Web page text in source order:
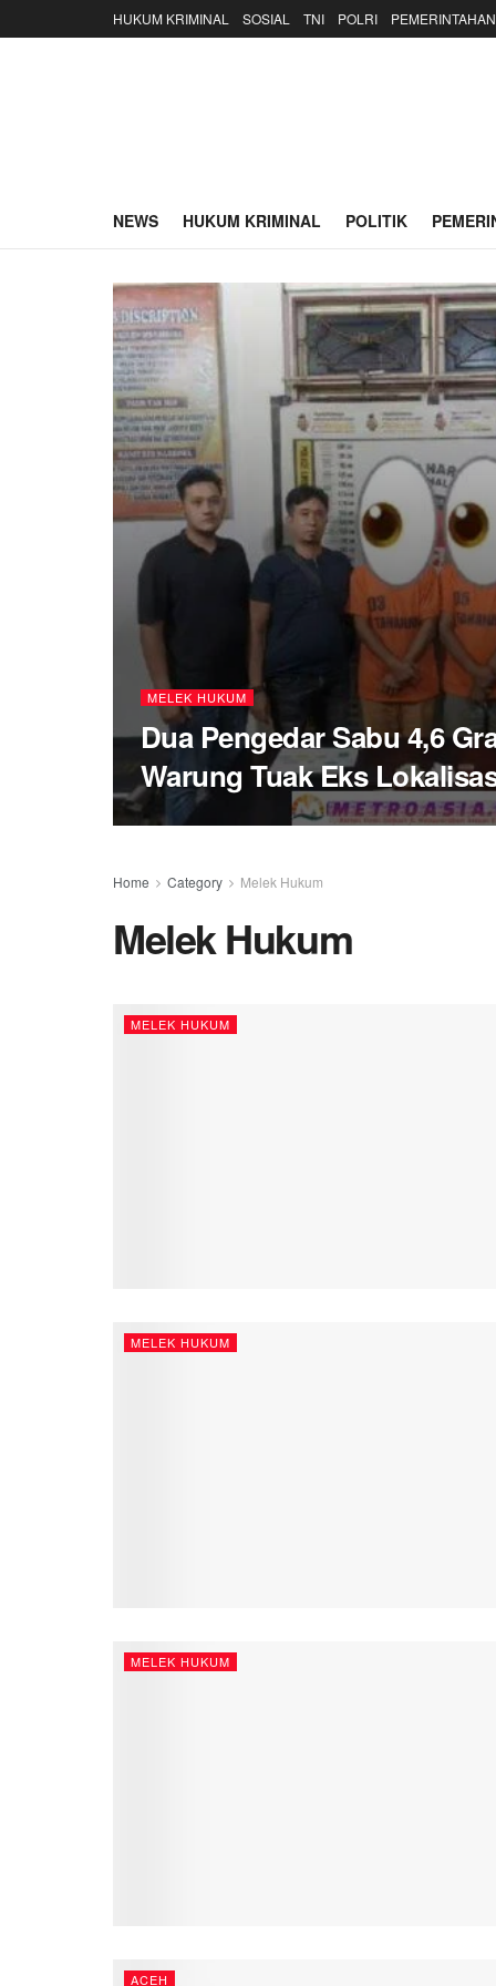
HUKUM KRIMINAL SOSIAL TNI POLRI PEMERINTAHAN
NEWS HUKUM KRIMINAL POLITIK
MELEK HUKUM
Dua Pengedar Sabu 4,6
Warung Tuak Eks
Home Category Melek Hukum
Melek Hukum
MELEK HUKUM
MELEK HUKUM
MELEK HUKUM
ACEH